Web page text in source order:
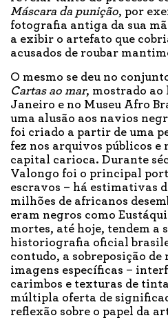
Máscara da punição, por
fotografia antiga da sua
a exibir o artefato que
acusados de roubar
O mesmo se deu no
Cartas ao mar, mostrado ao
Janeiro e no Museu Afro
uma alusão aos navios
foi criado a partir de uma
fez nos arquivos públicos e
capital carioca. Durante
Valongo foi o principal
escravos – há estimativas
milhões de africanos
eram negros como
mortes, até hoje, tendem a
historiografia oficial
contudo, a sobreposição de
imagens específicas –
carimbos e texturas de
múltipla oferta de
reflexão sobre o papel da